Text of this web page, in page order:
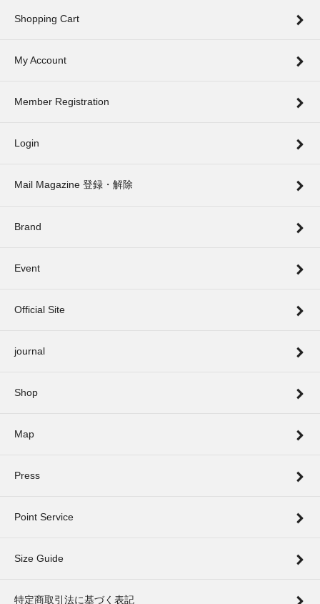
Shopping Cart
My Account
Member Registration
Login
Mail Magazine 登録・解除
Brand
Event
Official Site
journal
Shop
Map
Press
Point Service
Size Guide
特定商取引法に基づく表記